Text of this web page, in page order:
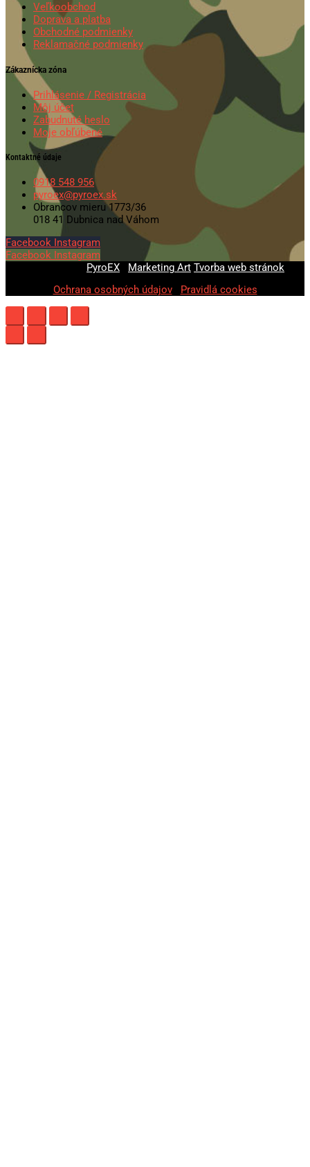
Veľkoobchod
Doprava a platba
Obchodné podmienky
Reklamačné podmienky
Zákaznícka zóna
Prihlásenie / Registrácia
Môj účet
Zabudnuté heslo
Moje obľúbené
Kontaktné údaje
0918 548 956
pyroex@pyroex.sk
Obrancov mieru 1773/36
018 41 Dubnica nad Váhom
Facebook Instagram
Facebook Instagram
PyroEX Marketing Art Tvorba web stránok
Ochrana osobných údajov| Pravidlá cookies